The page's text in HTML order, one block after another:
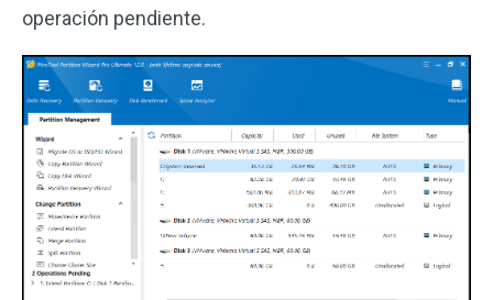
operación pendiente.